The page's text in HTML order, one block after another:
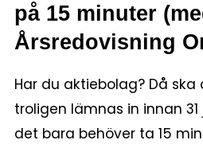
på 15 minuter
Årsredovisning
Har du aktiebolag? Då ska
troligen lämnas in innan
det bara behöver ta 15